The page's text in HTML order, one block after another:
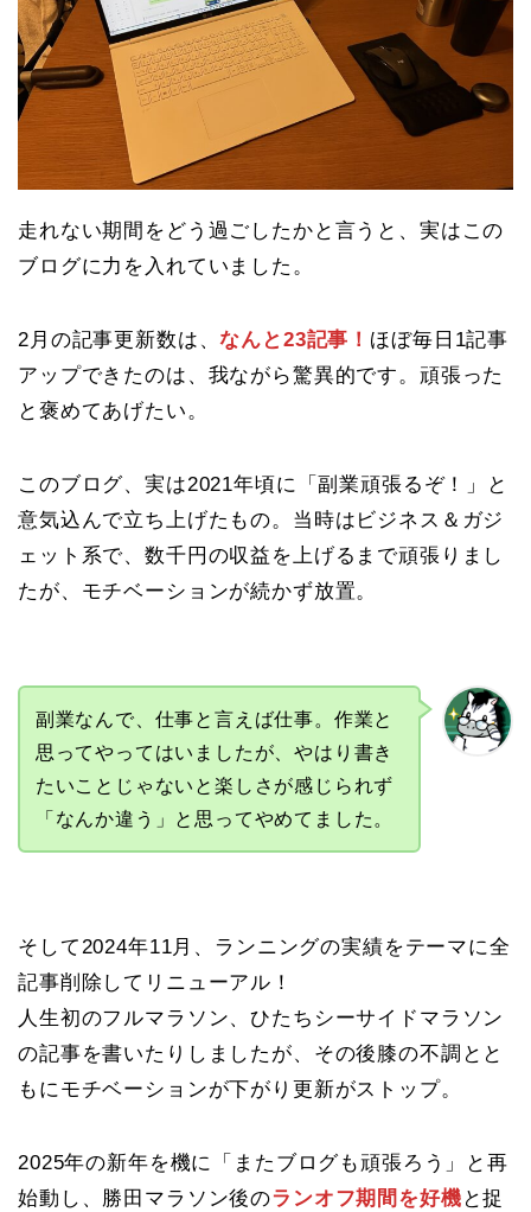
走れない期間をどう過ごしたかと言うと、実はこの
ブログに力を入れていました。
2月の記事更新数は、なんと23記事！ ほぼ毎日1記事
アップできたのは、我ながら驚異的です。頑張った
と褒めてあげたい。
このブログ、実は2021年頃に「副業頑張るぞ！」と
意気込んで立ち上げたもの。当時はビジネス＆ガジ
ェット系で、数千円の収益を上げるまで頑張りまし
たが、モチベーションが続かず放置。
副業なんで、仕事と言えば仕事。作業と
思ってやってはいましたが、やはり書き
たいことじゃないと楽しさが感じられず
「なんか違う」と思ってやめてました。
そして2024年11月、ランニングの実績をテーマに全
記事削除してリニューアル！
人生初のフルマラソン、ひたちシーサイドマラソン
の記事を書いたりしましたが、その後膝の不調とと
もにモチベーションが下がり更新がストップ。
2025年の新年を機に「またブログも頑張ろう」と再
始動し、勝田マラソン後のランオフ期間を好機 と捉